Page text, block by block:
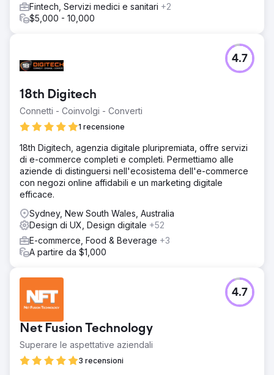
Fintech, Servizi medici e sanitari +2
$5,000 - 10,000
18th Digitech
Connetti - Coinvolgi - Converti
1 recensione
4.7
18th Digitech, agenzia digitale pluripremiata, offre servizi
di e-commerce completi e completi. Permettiamo alle
aziende di distinguersi nell'ecosistema dell'e-commerce
con negozi online affidabili e un marketing digitale
efficace.
Sydney, New South Wales, Australia
Design di UX, Design digitale +52
E-commerce, Food & Beverage +3
A partire da $1,000
Net Fusion Technology
Superare le aspettative aziendali
3 recensioni
4.7